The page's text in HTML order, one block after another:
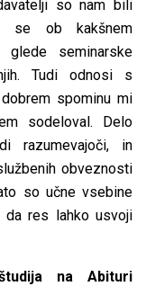
so nam bili
se ob kakšnem
glede seminarske
Tudi odnosi s
spominu mi
sodeloval. Delo
razumevajoči, in
obveznosti
so učne vsebine
da res lahko usvoji
na Abituri